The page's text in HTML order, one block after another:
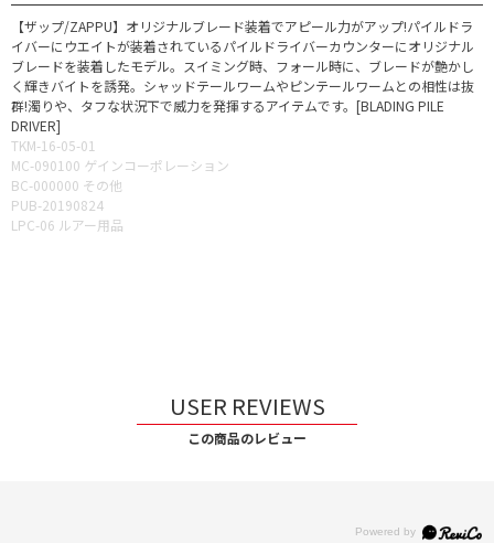
【ザップ/ZAPPU】オリジナルブレード装着でアピール力がアップ!パイルドラ
イバーにウエイトが装着されているパイルドライバーカウンターにオリジナル
ブレードを装着したモデル。スイミング時、フォール時に、ブレードが艶かし
く輝きバイトを誘発。シャッドテールワームやピンテールワームとの相性は抜
群!濁りや、タフな状況下で威力を発揮するアイテムです。[BLADING PILE
DRIVER]
TKM-16-05-01
MC-090100 ゲインコーポレーション
BC-000000 その他
PUB-20190824
LPC-06 ルアー用品
USER REVIEWS
この商品のレビュー